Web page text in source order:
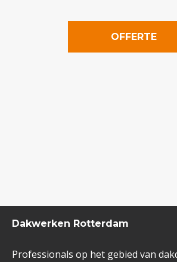
OFFERTE
Dakwerken Rotterdam
Professionals op het gebied van